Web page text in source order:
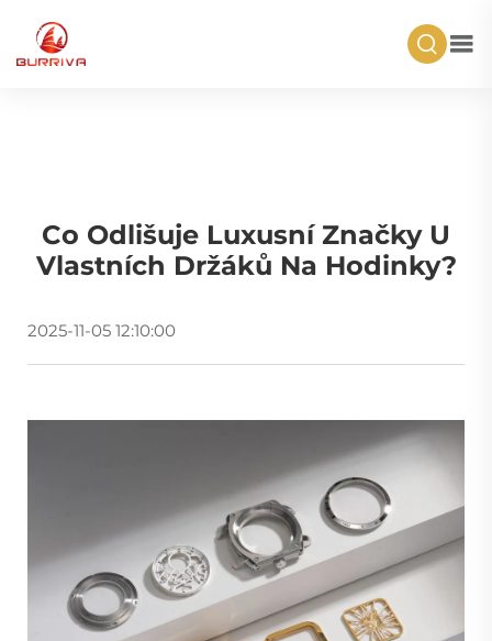
Co Odlišuje Luxusní Značky U
Vlastních Držáků Na Hodinky?
2025-11-05 12:10:00